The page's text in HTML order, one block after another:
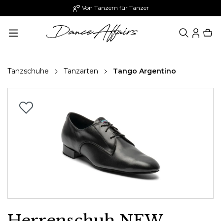
Von Tänzern für Tänzer
Tanzschuhe Tanzarten Tango Argentino